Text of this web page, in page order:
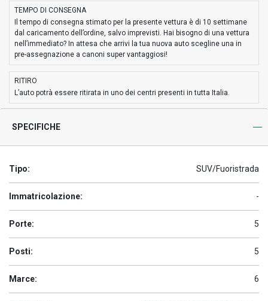
TEMPO DI CONSEGNA
Il tempo di consegna stimato per la presente vettura è di 10 settimane
dal caricamento dell’ordine, salvo imprevisti. Hai bisogno di una vettura
nell’immediato? In attesa che arrivi la tua nuova auto scegline una in
pre-assegnazione a canoni super vantaggiosi!
RITIRO
L’auto potrà essere ritirata in uno dei centri presenti in tutta Italia.
SPECIFICHE
Tipo: SUV/Fuoristrada
Immatricolazione: -
Porte: 5
Posti: 5
Marce: 6